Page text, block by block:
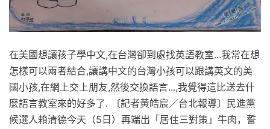
在美國想讓孩子學中文,在台灣卻到處找英語教室...我常在想
怎樣可以兩者結合,讓講中文的台灣小孩可以跟講英文的美
國小孩,在網上交上朋友,然後交換語言...,我覺得這比送去什
麼語言教室來的好多了. 〔記者黃皓宸／台北報導〕民進黨
候選人賴清德今天（5日）再端出「居住三對策」牛肉，誓